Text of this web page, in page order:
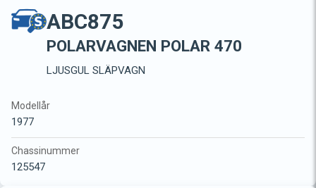
ABC875
POLARVAGNEN POLAR 470
LJUSGUL SLÄPVAGN
Modellår
1977
Chassinummer
125547